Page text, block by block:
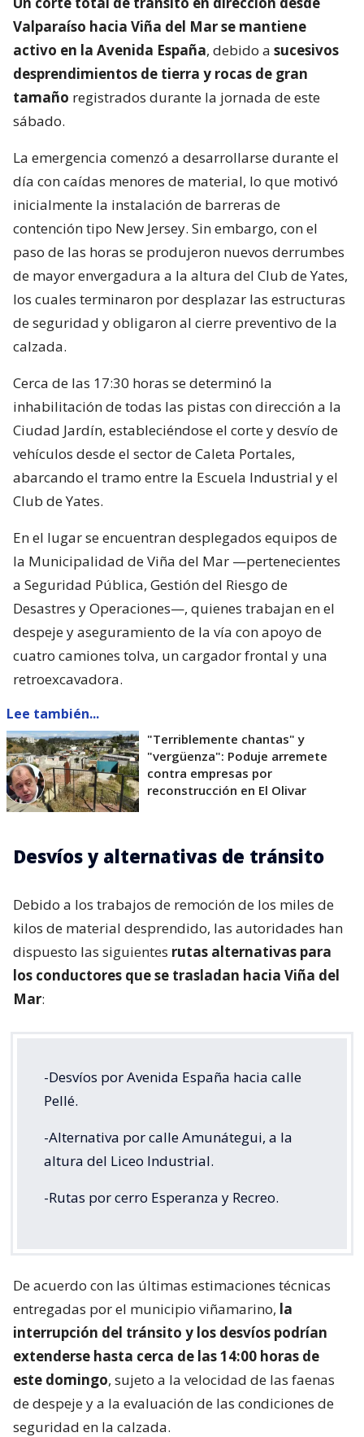
Valparaíso hacia Viña del Mar se mantiene
activo en la Avenida España, debido a sucesivos
desprendimientos de tierra y rocas de gran
tamaño registrados durante la jornada de este
sábado.
La emergencia comenzó a desarrollarse durante el
día con caídas menores de material, lo que motivó
inicialmente la instalación de barreras de
contención tipo New Jersey. Sin embargo, con el
paso de las horas se produjeron nuevos derrumbes
de mayor envergadura a la altura del Club de Yates,
los cuales terminaron por desplazar las estructuras
de seguridad y obligaron al cierre preventivo de la
calzada.
Cerca de las 17:30 horas se determinó la
inhabilitación de todas las pistas con dirección a la
Ciudad Jardín, estableciéndose el corte y desvío de
vehículos desde el sector de Caleta Portales,
abarcando el tramo entre la Escuela Industrial y el
Club de Yates.
En el lugar se encuentran desplegados equipos de
la Municipalidad de Viña del Mar —pertenecientes
a Seguridad Pública, Gestión del Riesgo de
Desastres y Operaciones—, quienes trabajan en el
despeje y aseguramiento de la vía con apoyo de
cuatro camiones tolva, un cargador frontal y una
retroexcavadora.
Lee también...
"Terriblemente chantas" y
"vergüenza": Poduje arremete
contra empresas por
reconstrucción en El Olivar
Desvíos y alternativas de tránsito
Debido a los trabajos de remoción de los miles de
kilos de material desprendido, las autoridades han
dispuesto las siguientes rutas alternativas para
los conductores que se trasladan hacia Viña del
Mar:
-Desvíos por Avenida España hacia calle
Pellé.
-Alternativa por calle Amunátegui, a la
altura del Liceo Industrial.
-Rutas por cerro Esperanza y Recreo.
De acuerdo con las últimas estimaciones técnicas
entregadas por el municipio viñamarino, la
interrupción del tránsito y los desvíos podrían
extenderse hasta cerca de las 14:00 horas de
este domingo, sujeto a la velocidad de las faenas
de despeje y a la evaluación de las condiciones de
seguridad en la calzada.